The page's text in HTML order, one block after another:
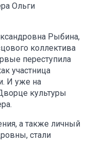
Ольги
Рыбина,
коллектива
переступила
участница
И уже на
культуры
а также личный
стали